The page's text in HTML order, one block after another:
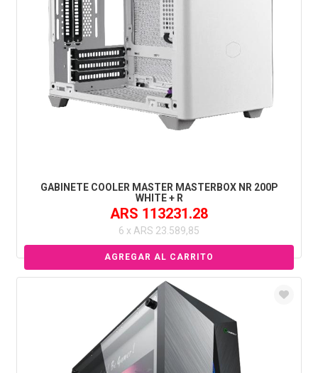
GABINETE COOLER MASTER MASTERBOX NR 200P
WHITE + R
ARS 113231.28
6 x ARS 23.589,85